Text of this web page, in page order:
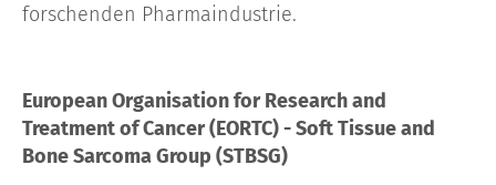
forschenden Pharmaindustrie.
European Organisation for Research and
Treatment of Cancer(EORTC) - Soft Tissue and
Bone Sarcoma Group (STBSG)